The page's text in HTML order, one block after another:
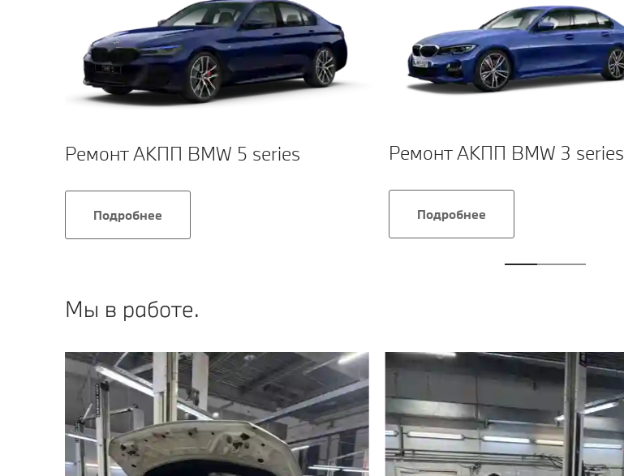
Ремонт АКПП BMW 5 series
Подробнее
Ремонт АКПП BMW 3 series
Подробнее
Мы в работе.